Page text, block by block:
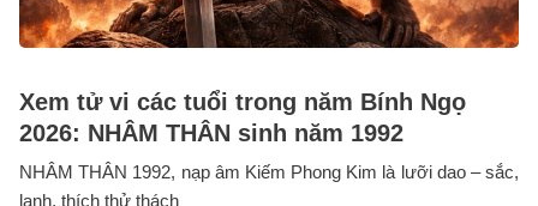
Xem tử vi các tuổi trong năm Bính Ngọ
2026: NHÂM THÂN sinh năm 1992
NHÂM THÂN 1992, nạp âm Kiếm Phong Kim là lưỡi dao – sắc,
lanh, thích thử thách